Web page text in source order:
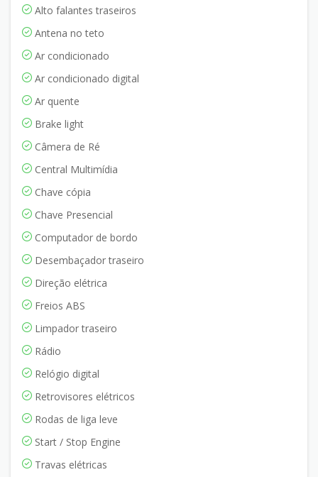
Alto falantes traseiros
Antena no teto
Ar condicionado
Ar condicionado digital
Ar quente
Brake light
Câmera de Ré
Central Multimídia
Chave cópia
Chave Presencial
Computador de bordo
Desembaçador traseiro
Direção elétrica
Freios ABS
Limpador traseiro
Rádio
Relógio digital
Retrovisores elétricos
Rodas de liga leve
Start / Stop Engine
Travas elétricas